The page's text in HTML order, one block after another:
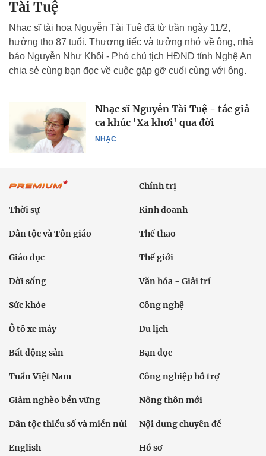
Tài Tuệ
Nhạc sĩ tài hoa Nguyễn Tài Tuệ đã từ trần ngày 11/2,
hưởng thọ 87 tuổi. Thương tiếc và tưởng nhớ về ông, nhà
báo Nguyễn Như Khôi - Phó chủ tịch HĐND tỉnh Nghệ An
chia sẻ cùng bạn đọc về cuộc gặp gỡ cuối cùng với ông.
NHẠC
Nhạc sĩ Nguyễn Tài Tuệ - tác giả
ca khúc 'Xa khơi' qua đời
Chính trị
Thời sự Kinh doanh
Dân tộc và Tôn giáo Thể thao
Giáo dục Thế giới
Đời sống Văn hóa - Giải trí
Sức khỏe Công nghệ
Ô tô xe máy Du lịch
Bất động sản Bạn đọc
Tuần Việt Nam Công nghiệp hỗ trợ
Giảm nghèo bền vững Nông thôn mới
Dân tộc thiểu số và miền núi Nội dung chuyên đề
English Hồ sơ